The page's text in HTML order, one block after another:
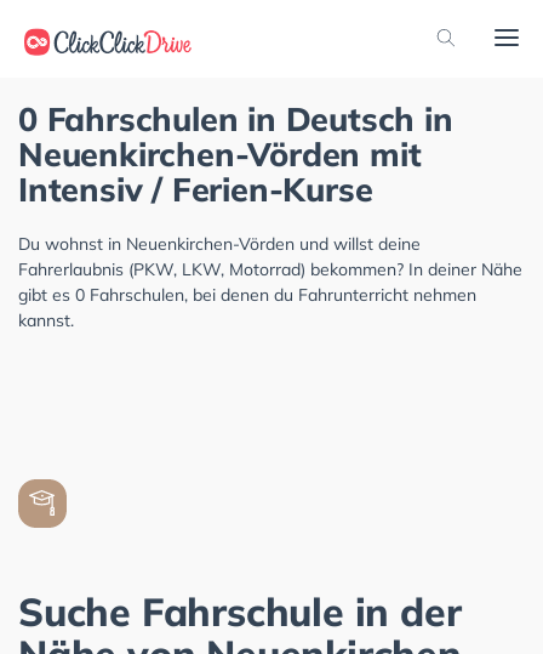
0 Fahrschulen in Deutsch in
Neuenkirchen-Vörden mit
Intensiv / Ferien-Kurse
Du wohnst in Neuenkirchen-Vörden und willst deine
Fahrerlaubnis (PKW, LKW, Motorrad) bekommen? In deiner Nähe
gibt es 0 Fahrschulen, bei denen du Fahrunterricht nehmen
kannst.
Suche Fahrschule in der